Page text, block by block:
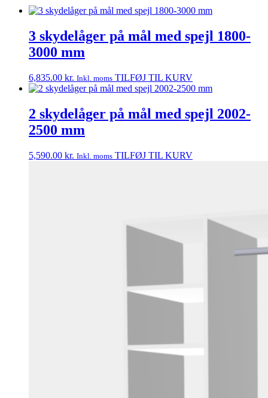
3 skydelåger på mål med spejl 1800-
3000 mm
6,835.00 kr. Inkl. moms TILFØJ TIL KURVDette
vare
flere
varianter.
vælges
på
2 skydelåger på mål med spejl 2002-
2500 mm
5,590.00 kr. Inkl. moms TILFØJ TIL KURV